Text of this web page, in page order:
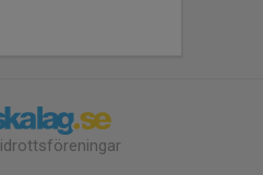
idrottsföreningar